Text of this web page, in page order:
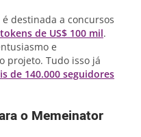
destinada a concursos
de US$ 100 mil.
e
projeto. Tudo isso já
de 140.000 seguidores
o Memeinator